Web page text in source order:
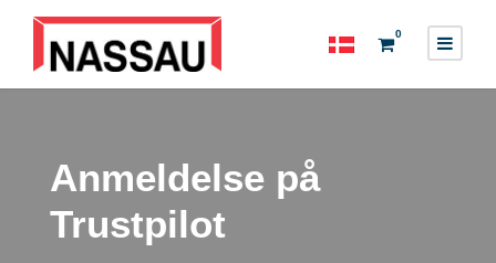
0
Anmeldelse på
Trustpilot